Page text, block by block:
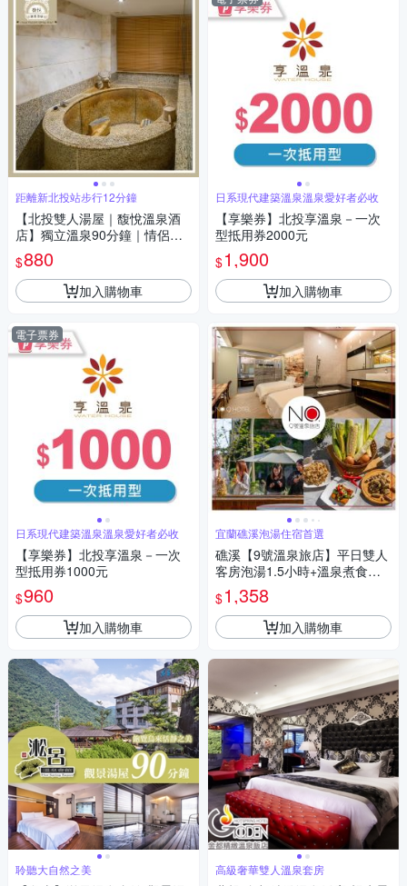
距離新北投站步行12分鐘
【北投雙人湯屋｜馥悅溫泉酒
店】獨立溫泉90分鐘｜情侶約
會首選（假日加價）
$880
加入購物車
電子票券
日系現代建築溫泉溫泉愛好者必收
【享樂券】北投享溫泉－一次
型抵用券1000元
$960
加入購物車
聆聽大自然之美
日系現代建築溫泉溫泉愛好者必收
【享樂券】北投享溫泉－一次
型抵用券2000元
$1,900
加入購物車
宜蘭礁溪泡湯住宿首選
礁溪【9號溫泉旅店】平日雙人
客房泡湯1.5小時+溫泉煮食套
餐(加贈溫泉魚泡腳)MO26
$1,358
加入購物車
高級奢華雙人溫泉套房